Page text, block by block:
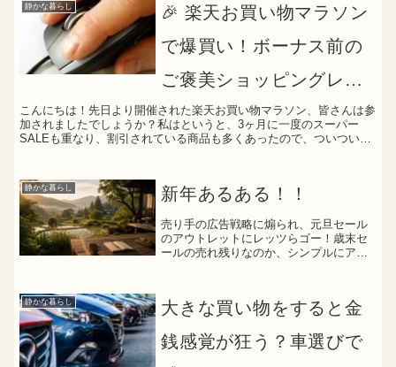
静かな暮らし
🎉 楽天お買い物マラソン
で爆買い！ボーナス前の
ご褒美ショッピングレポ
🛍️
こんにちは！先日より開催された楽天お買い物マラソン、皆さんは参
加されましたでしょうか？私はというと、3ヶ月に一度のスーパー
SALEも重なり、割引されている商品も多くあったので、ついつい財
静かな暮らし 新年あるある！！
売り手の広告戦略に煽られ、元旦セール
のアウトレットにレッツらゴー！歳末セ
ールの売れ残りなのか、シンプルにアウ
消費。ウィンドウショッピン...
静かな暮らし
大きな買い物をすると金
銭感覚が狂う？車選びで